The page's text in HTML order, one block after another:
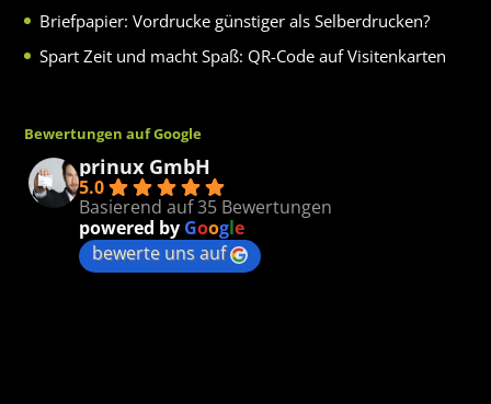
Briefpapier: Vordrucke günstiger als Selberdrucken?
Spart Zeit und macht Spaß: QR-Code auf Visitenkarten
Bewertungen auf Google
prinux GmbH
5.0
Basierend auf 35 Bewertungen
powered by Google
bewerte uns auf